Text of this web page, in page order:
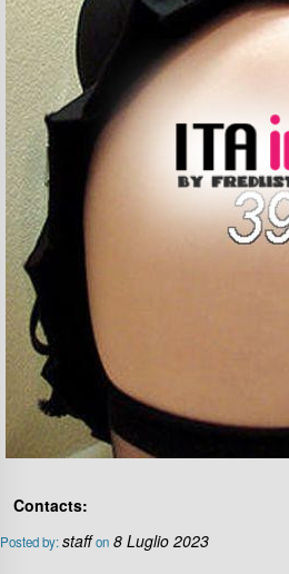
Contacts:
Posted by:staff on 8 Luglio 2023